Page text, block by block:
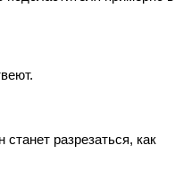
разрезаться, как